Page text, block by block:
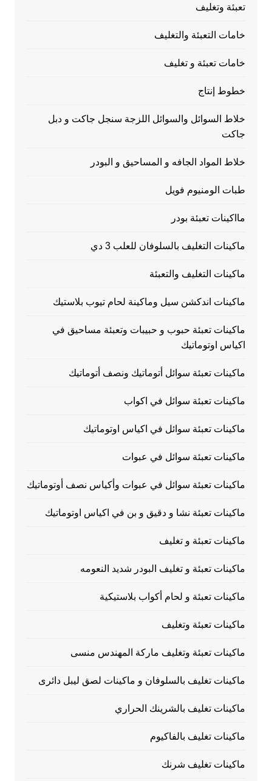
تعبئة وتغليف
خامات التعبئة والتغليف
خامات تعبئة و تغليف
خطوط إنتاج
خلاط السوائل والسوائل اللزجة سنجل جاكت و دبل
جاكت
خلاط المواد الجافه و المساحيق و البودر
طبات الومنيوم فويل
مااكينات تعبئة بودر
ماكينات التغليف بالسلوفان للعلب 3 دي
ماكينات التغليف والتعبئة
ماكينات اندكشن سيل وماكينة لحام تيوب بلاستيك
ماكينات تعبئة حبوب و حبيبات وتعبئة مساحيق في
اكياس اوتوماتيك
ماكينات تعبئة سوائل أتوماتيك ونصف أتوماتيك
ماكينات تعبئة سوائل في اكواب
ماكينات تعبئة سوائل في اكياس اوتوماتيك
ماكينات تعبئة سوائل في عبوات
ماكينات تعبئة سوائل في عبوات وأكياس نصف أوتوماتيك
ماكينات تعبئة نشا و دقيق و بن في اكياس اوتوماتيك
ماكينات تعبئة و تغليف
ماكينات تعبئة و تغليف البودر شديد النعومه
ماكينات تعبئة و لحام أكواب بلاستيكية
ماكينات تعبئة وتغليف
ماكينات تعبئة وتغليف ماركة المهندس منسى
ماكينات تغليف بالسلوفان و ماكينات لصق ليبل دائرى
ماكينات تغليف بالشرينك الحراري
ماكينات تغليف بالفاكيوم
ماكينات تغليف شرنك